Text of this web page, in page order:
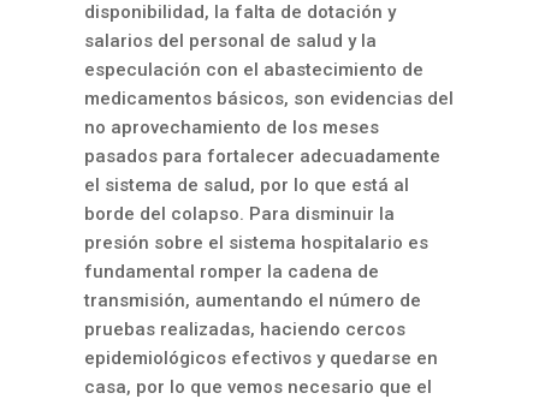
disponibilidad, la falta de dotación y
salarios del personal de salud y la
especulación con el abastecimiento de
medicamentos básicos, son evidencias del
no aprovechamiento de los meses
pasados para fortalecer adecuadamente
el sistema de salud, por lo que está al
borde del colapso. Para disminuir la
presión sobre el sistema hospitalario es
fundamental romper la cadena de
transmisión, aumentando el número de
pruebas realizadas, haciendo cercos
epidemiológicos efectivos y quedarse en
casa, por lo que vemos necesario que el